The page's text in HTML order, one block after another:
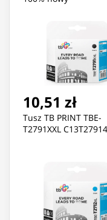
10,51 zł
Tusz TB PRINT TBE-
T2791XXL